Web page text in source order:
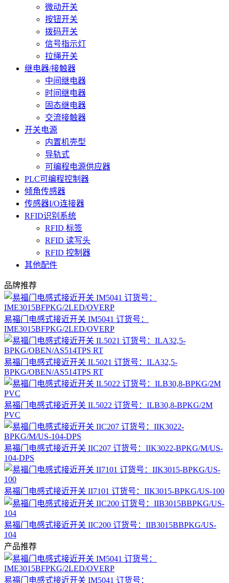
微动开关
按钮开关
拨码开关
信号指示灯
拉绳开关
继电器/接触器
中间继电器
时间继电器
固态继电器
交流接触器
开关电源
内置机壳型
导轨式
可编程电源供应器
PLC可编程控制器
倾角传感器
传感器I/O连接器
RFID识别系统
RFID 标签
RFID 读写头
RFID 控制器
其他配件
品牌推荐
易福门电感式接近开关 IM5041 订货号：
IME3015BFPKG/2LED/OVERP
易福门电感式接近开关 IL5021 订货号：ILA32,5-
BPKG/OBEN/AS514TPS RT
易福门电感式接近开关 IL5022 订货号：ILB30,8-BPKG/2M
PVC
易福门电感式接近开关 IIC207 订货号：IIK3022-BPKG/M/US-
104-DPS
易福门电感式接近开关 II7101 订货号：IIK3015-BPKG/US-100
易福门电感式接近开关 IIC200 订货号：IIB3015BBPKG/US-
104
产品推荐
易福门电感式接近开关 IM5041 订货号：